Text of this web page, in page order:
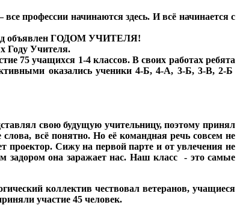
профессии начинаются здесь. И всё начинается с
год объявлен ГОДОМ УЧИТЕЛЯ!
Году Учителя.
75 учащихся 1-4 классов. В своих работах ребята
оказались ученики 4-Б, 4-А, 3-Б, 3-В, 2-Б
свою будущую учительницу, поэтому принял
всё понятно. Но её командная речь совсем не
проектор. Сижу на первой парте и от увлечения не
задором она заражает нас. Наш класс - это самые
коллектив чествовал ветеранов, учащиеся
участие 45 человек.